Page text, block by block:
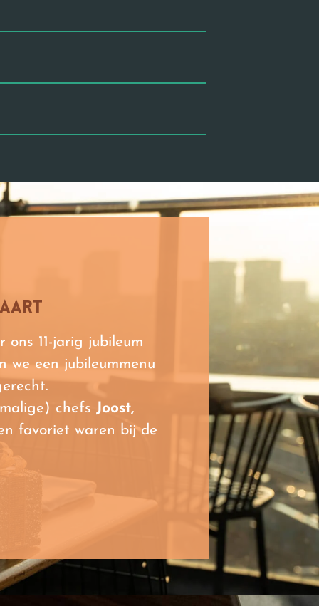
11-jarig jubileum
we een jubileummenu
chefs Joost,
favoriet waren bij de